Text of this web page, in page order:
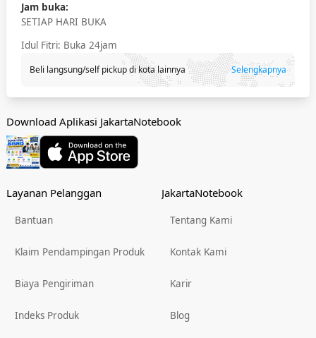
Jam buka:
SETIAP HARI BUKA
Idul Fitri: Buka 24jam
Beli langsung/self pickup di kota lainnya Selengkapnya
Download Aplikasi JakartaNotebook
Layanan Pelanggan
Bantuan
Klaim Pendampingan Produk
Biaya Pengiriman
Indeks Produk
JakartaNotebook
Tentang Kami
Kontak Kami
Karir
Blog